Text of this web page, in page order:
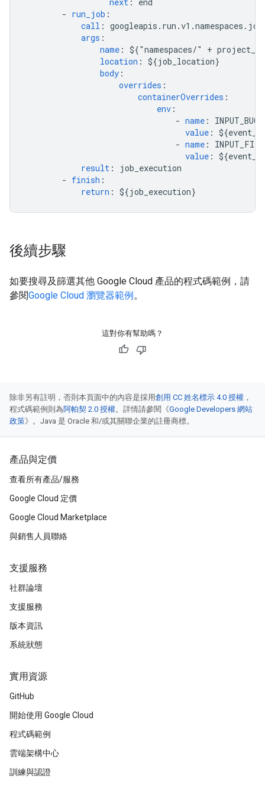
- run_job :
call :
args :
name : ${"namespaces/" +
location : ${job_location}
body :
overrides :
containerOverrides :
env :
- name :
value :
- name :
INPUT_FILE
value :
result :
job_execution
- finish :
return : ${job_execution}
後續步驟
如要搜尋及篩選其他 Google Cloud 產品的程式碼範例，請
參閱Google Cloud 瀏覽器範例。
這對你有幫助嗎？
除非另有註明，否則本頁面中的內容是採用創用 CC 姓名標示 4.0 授權 ，
程式碼範例則為阿帕契 2.0 授權。詳情請參閱《Google Developers 網站
政策》。Java 是 Oracle 和/或其關聯企業的註冊商標。
產品與定價
查看所有產品/服務
Google Cloud 定價
Google Cloud Marketplace
與銷售人員聯絡
支援服務
社群論壇
支援服務
版本資訊
系統狀態
實用資源
GitHub
開始使用 Google Cloud
程式碼範例
雲端架構中心
訓練與認證